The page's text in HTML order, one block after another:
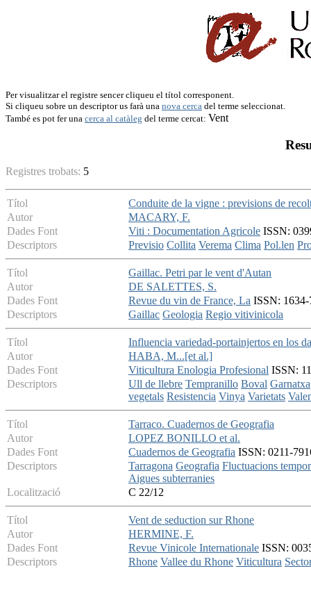
Per visualitzar el registre sencer cliqueu el títol corresponent.
Si cliqueu sobre un descriptor us farà una nova cerca del terme seleccionat.
També es pot fer una cerca al catàleg del terme cercat: Vent
Registres trobats: 5
Títol
Conduite de la vigne : previsions de
Autor
MACARY, F.
Dades Font
Viti : Documentation Agricole ISSN:
Descriptors
Previsio Collita Verema Clima Pol.len
Títol
Gaillac. Petri par le vent d'Autan
Autor
DE SALETTES, S.
Dades Font
Revue du vin de France, La ISSN:
Descriptors
Gaillac Geologia Regio vitivinicola
Títol
Influencia variedad-portainjertos en los
Autor
HABA, M...[et al.]
Dades Font
Viticultura Enologia Profesional ISSN:
Descriptors
Ull de llebre Tempranillo Boval Garnatxa
vegetals Resistencia Vinya Varietats
Títol
Tarraco. Cuadernos de Geografia
Autor
LOPEZ BONILLO et al.
Dades Font
Cuadernos de Geografia ISSN: 0211-
Descriptors
Tarragona Geografia Fluctuacions
Aigues subterranies
Localització
C 22/12
Títol
Vent de seduction sur Rhone
Autor
HERMINE, F.
Dades Font
Revue Vinicole Internationale ISSN:
Descriptors
Rhone Vallee du Rhone Viticultura